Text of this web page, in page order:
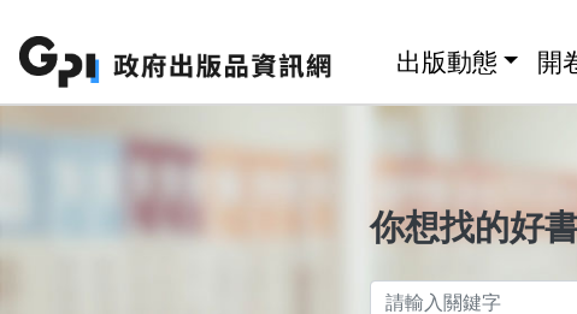
出版動態 開
你想找的好